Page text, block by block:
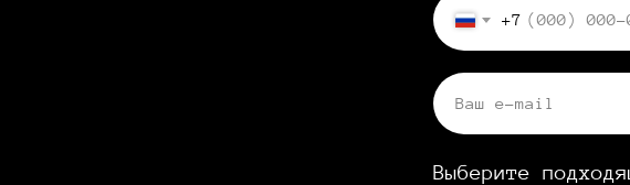
+7
Ваш e-mail
Выберите